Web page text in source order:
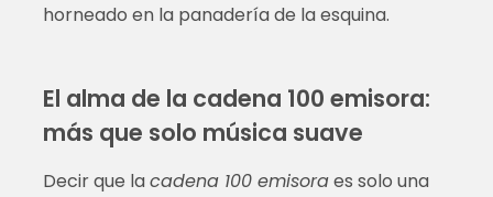
horneado en la panadería de la esquina.
El alma de la cadena 100 emisora:
más que solo música suave
Decir que lacadena 100 emisoraes solo una